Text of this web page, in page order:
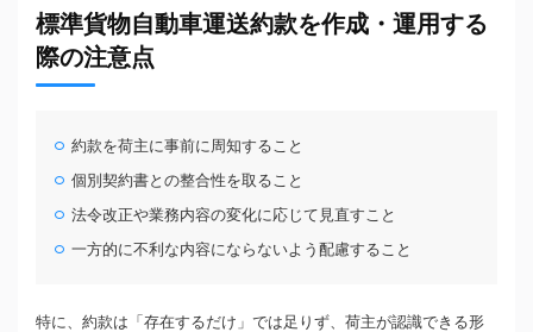
標準貨物自動車運送約款を作成・運用する
際の注意点
約款を荷主に事前に周知すること
個別契約書との整合性を取ること
法令改正や業務内容の変化に応じて見直すこと
一方的に不利な内容にならないよう配慮すること
特に、約款は「存在するだけ」では足りず、荷主が認識できる形